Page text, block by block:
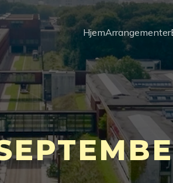
HjemArrangementer